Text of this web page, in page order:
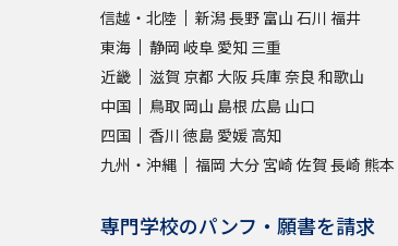
信越・北陸
新潟長野 富山 石川 福井
東海
静岡 岐阜 愛知 三重
近畿
滋賀 京都 大阪兵庫奈良 和歌山
中国
鳥取 岡山 島根 広島 山口
四国
香川 徳島 愛媛 高知
九州・沖縄
福岡 大分 宮崎 佐賀 長崎 熊本
専門学校のパンフ・願書を請求